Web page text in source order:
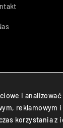
i analizować
reklamowym
korzystania z